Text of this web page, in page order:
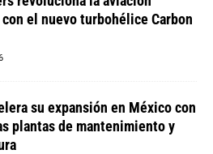
el nuevo turbohélice Carbon
su expansión en México con
plantas de mantenimiento y